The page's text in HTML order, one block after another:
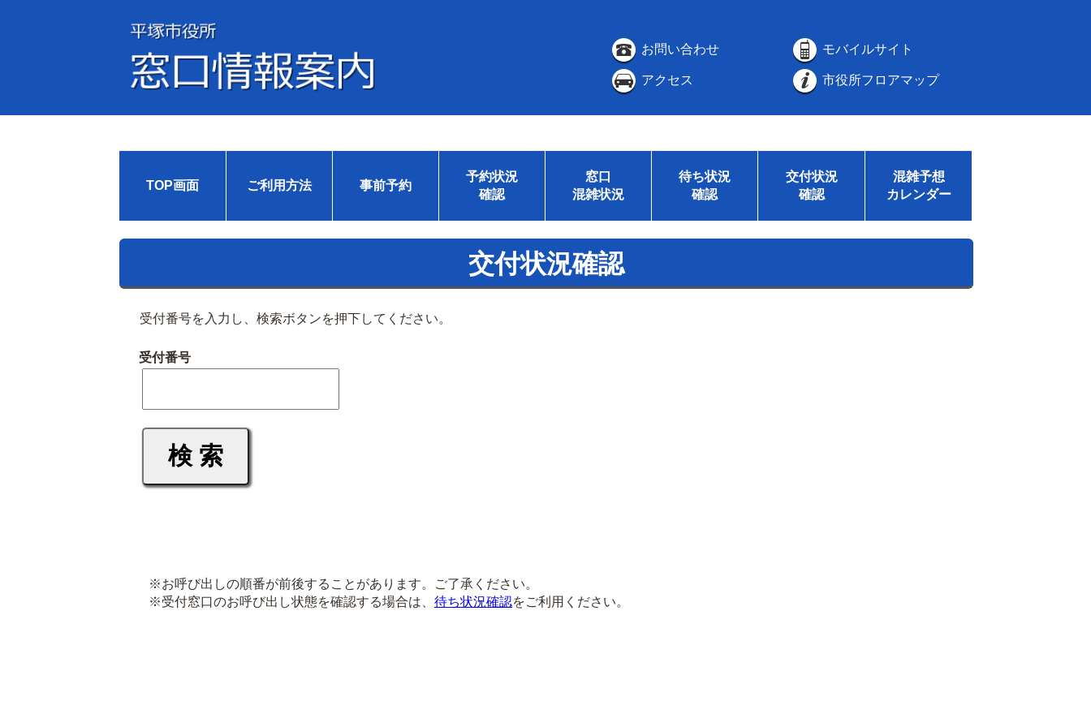
お問い合わせ モバイルサイト
アクセス 市役所フロアマップ
TOP画面 ご利用方法 事前予約
予約状況
確認
窓口
混雑状況
待ち状況
確認
交付状況
確認
混雑予想
カレンダー
交付状況確認
受付番号を入力し、検索ボタンを押下してください。
受付番号
※お呼び出しの順番が前後することがあります。ご了承ください。
※受付窓口のお呼び出し状態を確認する場合は、 待ち状況確認をご利用ください。